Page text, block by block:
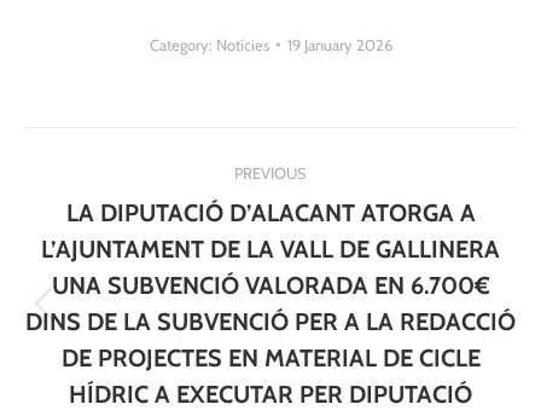
Category: Notícies 19 January 2026
navigation
PREVIOUS
Previous
post:
LA DIPUTACIÓ D’ALACANT ATORGA A
L’AJUNTAMENT DE LA VALL DE GALLINERA
UNA SUBVENCIÓ VALORADA EN 6.700€
DINS DE LA SUBVENCIÓ PER A LA REDACCIÓ
DE PROJECTES EN MATERIAL DE CICLE
HÍDRIC A EXECUTAR PER DIPUTACIÓ